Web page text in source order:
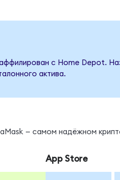
с Home Depot.
актива.
— самом надёжном
App Store